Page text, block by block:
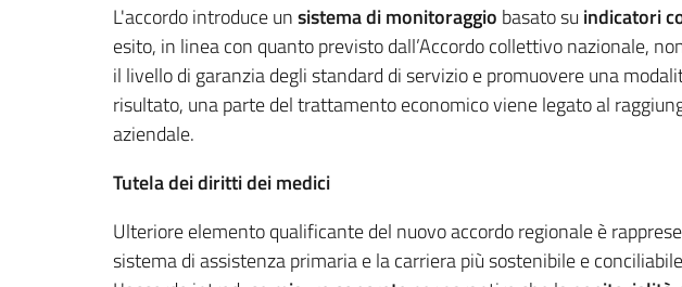
L'accordo introduce unsistema di monitoraggio basato su indicatori
esito, in linea con quanto previsto dall’Accordo collettivo nazionale,
il livello di garanzia degli standard di servizio e promuovere una
risultato, una parte del trattamento economico viene legato al
aziendale.
Tutela dei diritti dei medici
Ulteriore elemento qualificante del nuovo accordo regionale è
sistema di assistenza primaria e la carriera più sostenibile e